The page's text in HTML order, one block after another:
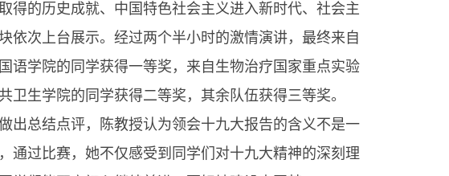
得的历史成就、中国特色社会主义进入新时代、社会主
依次上台展示。经过两个半小时的激情演讲，最终来自
语学院的同学获得一等奖，来自生物治疗国家重点实验
生学院的同学获得二等奖，其余队伍获得三等奖。
出总结点评，陈教授认为领会十九大报告的含义不是一
通过比赛，她不仅感受到同学们对十九大精神的深刻理